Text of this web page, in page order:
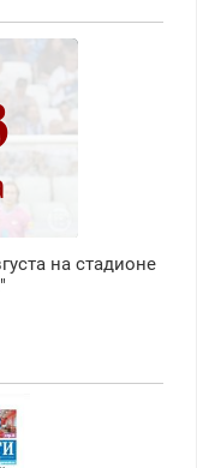
на стадионе